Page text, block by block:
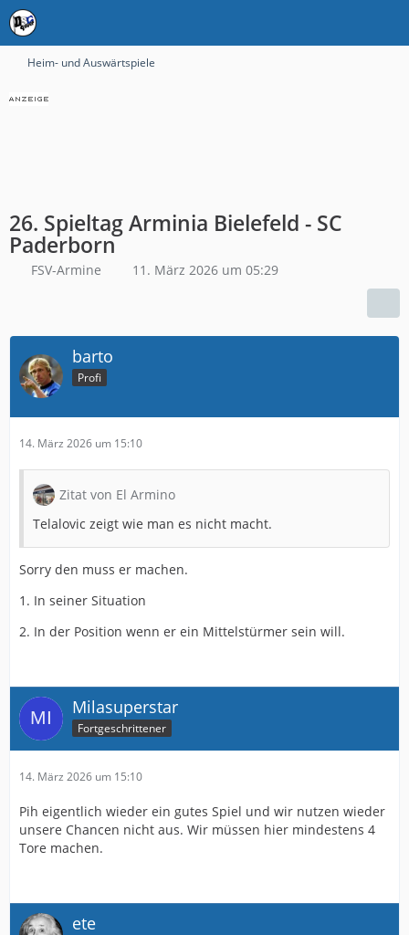
Heim- und Auswärtspiele
26. Spieltag Arminia Bielefeld - SC
Paderborn
FSV-Armine 11. März 2026 um 05:29
barto
Profi
14. März 2026 um 15:10
Zitat von El Armino
Telalovic zeigt wie man es nicht macht.
Sorry den muss er machen.
1. In seiner Situation
2. In der Position wenn er ein Mittelstürmer sein will.
Milasuperstar
Fortgeschrittener
14. März 2026 um 15:10
Pih eigentlich wieder ein gutes Spiel und wir nutzen wieder
unsere Chancen nicht aus. Wir müssen hier mindestens 4
Tore machen.
ete